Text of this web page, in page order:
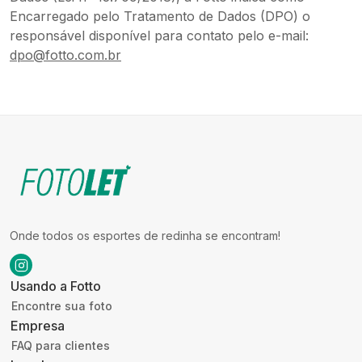
Encarregado pelo Tratamento de Dados (DPO) o
responsável disponível para contato pelo e-mail:
dpo@fotto.com.br
Onde todos os esportes de redinha se encontram!
Usando a Fotto
Encontre sua foto
Empresa
FAQ para clientes